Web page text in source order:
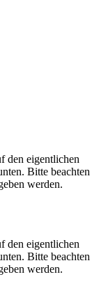
den eigentlichen
Bitte beachten
werden.
den eigentlichen
Bitte beachten
werden.